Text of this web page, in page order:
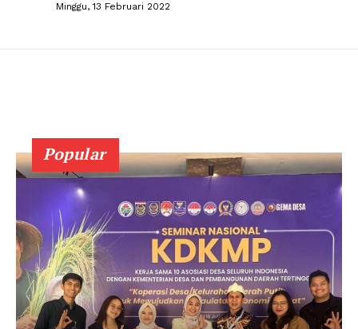
Minggu, 13 Februari 2022
Popular